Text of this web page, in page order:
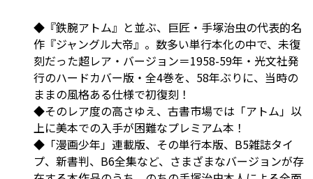
◆『鉄腕アトム』と並ぶ、巨匠・手塚治虫の代表的名
作『ジャングル大帝』。数多い単行本化の中で、未復
刻だった超レア・バージョン＝1958-59年・光文社発
行のハードカバー版・全4巻を、58年ぶりに、当時の
ままの風格ある仕様で初復刻！
◆そのレア度の高さゆえ、古書市場では「アトム」以
上に美本での入手が困難なプレミアム本！
◆「漫画少年」連載版、その単行本版、B5雑誌タイ
プ、新書判、B6全集など、さまざまなバージョンが存